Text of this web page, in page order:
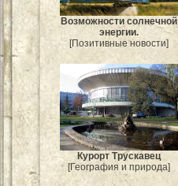
Возможности солнечной
энергии.
[Позитивные новости]
Курорт Трускавец
[География и природа]